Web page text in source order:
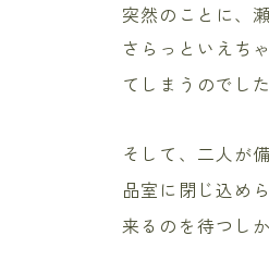
突然のことに、
さらっといえち
てしまうのでした
そして、二人が
品室に閉じ込め
来るのを待つし